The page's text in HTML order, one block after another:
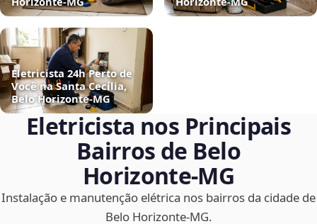
Eletricista 24h Perto de
Você na Santa Cecília,
Belo Horizonte‑MG
Eletricista nos Principais
Bairros de Belo
Horizonte‑MG
Instalação e manutenção elétrica nos bairros da cidade de
Belo Horizonte‑MG.